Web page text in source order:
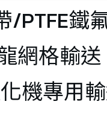
チ
絶
イバ
ア
フィ
ビ
/PTFE鐵
網格輸送
機專用